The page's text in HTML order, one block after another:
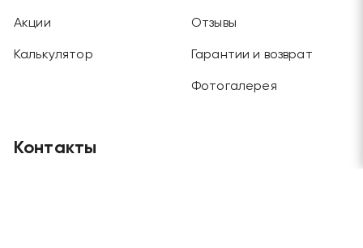
Акции
Калькулятор
Отзывы
Гарантии и возврат
Фотогалерея
Контакты